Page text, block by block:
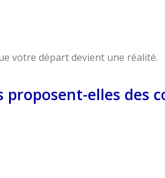
votre départ devient une réalité.
elles des